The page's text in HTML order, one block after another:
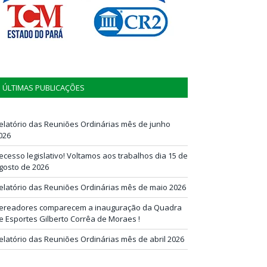
ÚLTIMAS PUBLICAÇÕES
das Reuniões Ordinárias mês de junho
legislativo! Voltamos aos trabalhos dia 15 de
de 2026
das Reuniões Ordinárias mês de maio 2026
comparecem a inauguração da Quadra
Esportes Gilberto Corrêa de Moraes !
das Reuniões Ordinárias mês de abril 2026